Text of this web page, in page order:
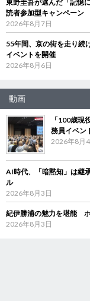
東野圭吾が選んだ「記憶
読者参加型キャンペーン
2026年8月7日
55年間、京の街を走り
イベントを開催
2026年8月6日
動画
「100歳
務員イベン
2026年8月
AI時代、「暗黙知」は継
ル
2026年8月3日
紀伊勝浦の魅力を堪能
2026年8月3日